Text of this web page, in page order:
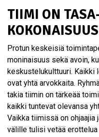
TIIMI ON
KOKONAISUUS
Protun keskeisiä
moninaisuus sekä avoin,
keskustelukulttuuri. Kaikki
ovat yhtä arvokkaita.
takia tiimin on tärkeää
kaikki tuntevat olevansa
Vaikka tiimissä on ohjaajia
välille tulisi vetää